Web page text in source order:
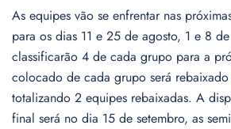
As equipes vão se enfrentar nas
para os dias 11 e 25 de agosto, 1 e 8
classificarão 4 de cada grupo para a
colocado de cada grupo será
totalizando 2 equipes rebaixadas. A
final será no dia 15 de setembro, as